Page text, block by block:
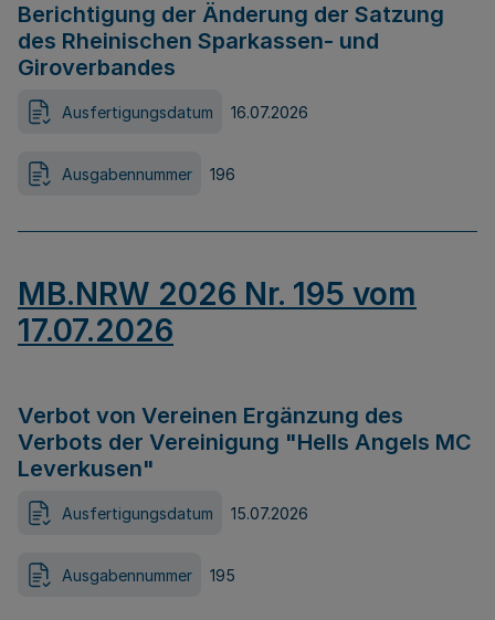
Berichtigung der Änderung der Satzung
des Rheinischen Sparkassen- und
Giroverbandes
Ausfertigungsdatum 16.07.2026
Ausgabennummer 196
MB.NRW 2026 Nr. 195 vom
17.07.2026
Verbot von Vereinen Ergänzung des
Verbots der Vereinigung "Hells Angels MC
Leverkusen"
Ausfertigungsdatum 15.07.2026
Ausgabennummer 195